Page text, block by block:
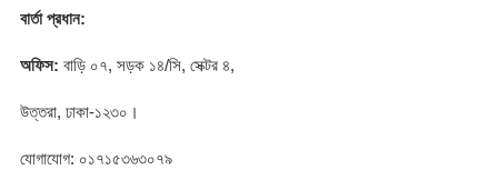
বার্তা প্রধান:
অফিস: বাড়ি ০৭, সড়ক ১৪/সি, সেক্টর ৪,
উত্তরা, ঢাকা-১২৩০।
যোগাযোগ: ০১৭১৫৩৬৩০৭৯